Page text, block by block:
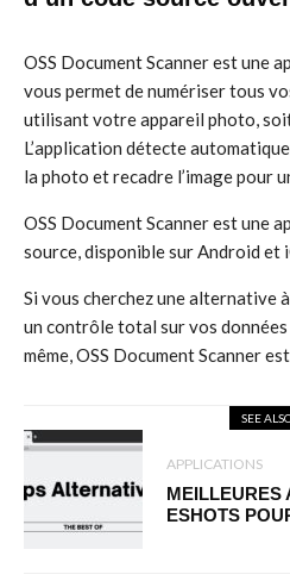
OSS Document Scanner est une
vous permet de numériser tous
utilisant votre appareil photo,
L’application détecte
la photo et recadre l’image pour
OSS Document Scanner est une
source, disponible sur Android et
Si vous cherchez une alternative
un contrôle total sur vos
même, OSS Document Scanner
SEE
APPLICATIONS
MEILLEURES
ESHOTS